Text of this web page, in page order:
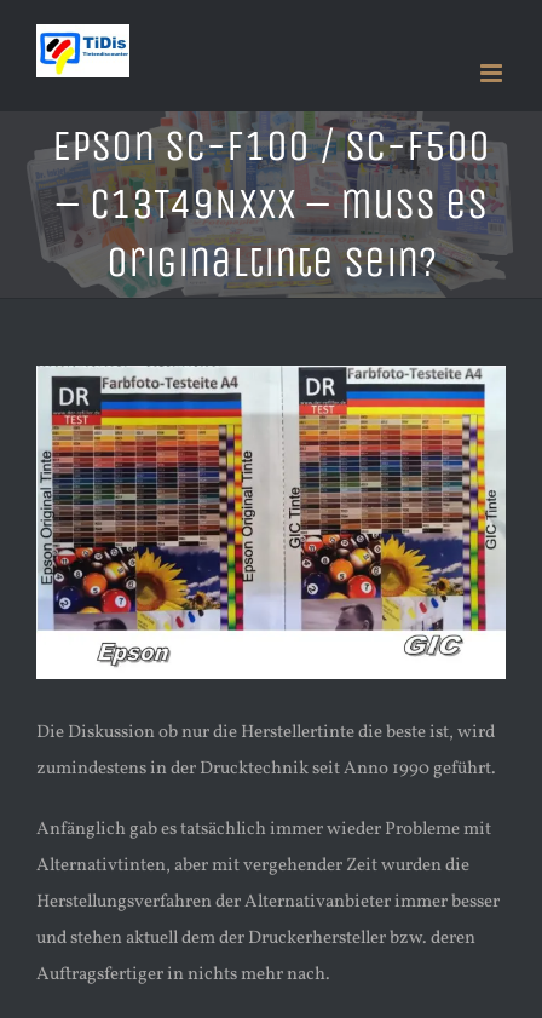
Inhalt
Epson SC-F100 / SC-F500
– C13T49Nxxx – muss es
Originaltinte sein?
Zeige
grösseres
Bild
Die Diskussion ob nur die Herstellertinte die beste ist, wird
zumindestens in der Drucktechnik seit Anno 1990 geführt.
Anfänglich gab es tatsächlich immer wieder Probleme mit
Alternativtinten, aber mit vergehender Zeit wurden die
Herstellungsverfahren der Alternativanbieter immer besser
und stehen aktuell dem der Druckerhersteller bzw. deren
Auftragsfertiger in nichts mehr nach.